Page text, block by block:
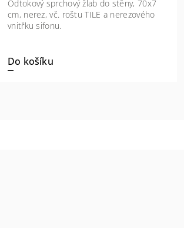
Do košíku
Odtokový sprchový žlab do stěny, 70x7
cm, nerez, vč. roštu TILE a nerezového
vnitřku sifonu.